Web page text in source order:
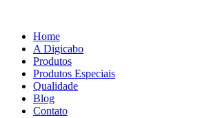
Home
A Digicabo
Produtos
Produtos Especiais
Qualidade
Blog
Contato